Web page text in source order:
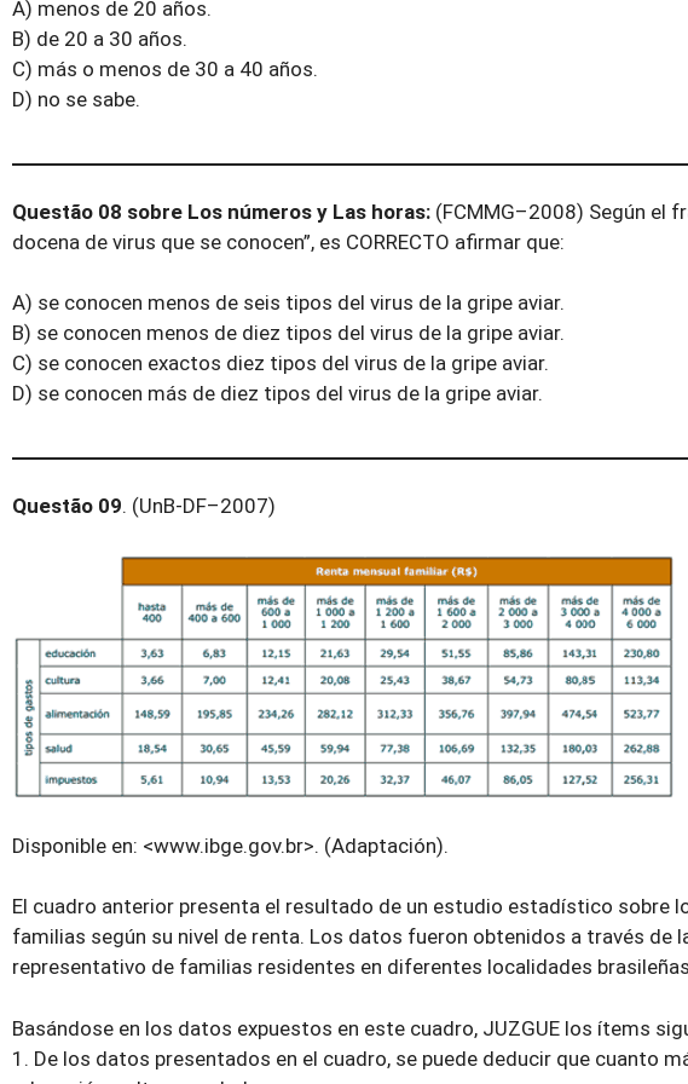
A) menos de 20 años.
B) de 20 a 30 años.
C) más o menos de 30 a 40 años.
D) no se sabe.
Questão 08 sobre Los números y Las horas: (FCMMG–2008) Según el
docena de virus que se conocen”, es CORRECTO afirmar que:
A) se conocen menos de seis tipos del virus de la gripe aviar.
B) se conocen menos de diez tipos del virus de la gripe aviar.
C) se conocen exactos diez tipos del virus de la gripe aviar.
D) se conocen más de diez tipos del virus de la gripe aviar.
Questão 09. (UnB-DF–2007)
Disponible en: <www.ibge.gov.br>. (Adaptación).
El cuadro anterior presenta el resultado de un estudio estadístico sobre
familias según su nivel de renta. Los datos fueron obtenidos a través de
representativo de familias residentes en diferentes localidades
Basándose en los datos expuestos en este cuadro, JUZGUE los ítems
1. De los datos presentados en el cuadro, se puede deducir que cuanto